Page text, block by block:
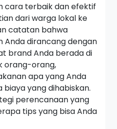
cara terbaik dan efektif
dari warga lokal ke
catatan bahwa
dirancang dengan
brandAnda berada di
orang-orang,
apa yang Anda
yang dihabiskan.
perencanaan yang
tips yang bisa Anda